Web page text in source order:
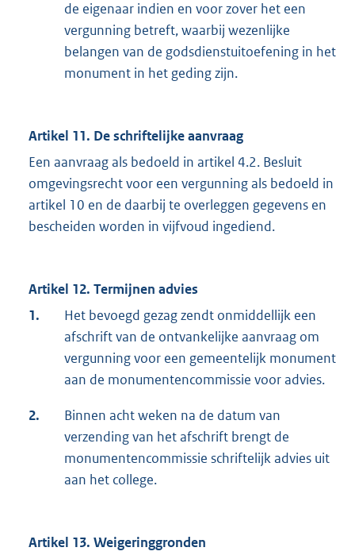
de eigenaar indien en voor zover het een
vergunning betreft, waarbij wezenlijke
belangen van de godsdienstuitoefening in het
monument in het geding zijn.
Artikel 11. De schriftelijke aanvraag
Een aanvraag als bedoeld in artikel 4.2. Besluit
omgevingsrecht voor een vergunning als bedoeld in
artikel 10 en de daarbij te overleggen gegevens en
bescheiden worden in vijfvoud ingediend.
Artikel 12. Termijnen advies
1.
Het bevoegd gezag zendt onmiddellijk een
afschrift van de ontvankelijke aanvraag om
vergunning voor een gemeentelijk monument
aan de monumentencommissie voor advies.
2.
Binnen acht weken na de datum van
verzending van het afschrift brengt de
monumentencommissie schriftelijk advies uit
aan het college.
Artikel 13. Weigeringgronden